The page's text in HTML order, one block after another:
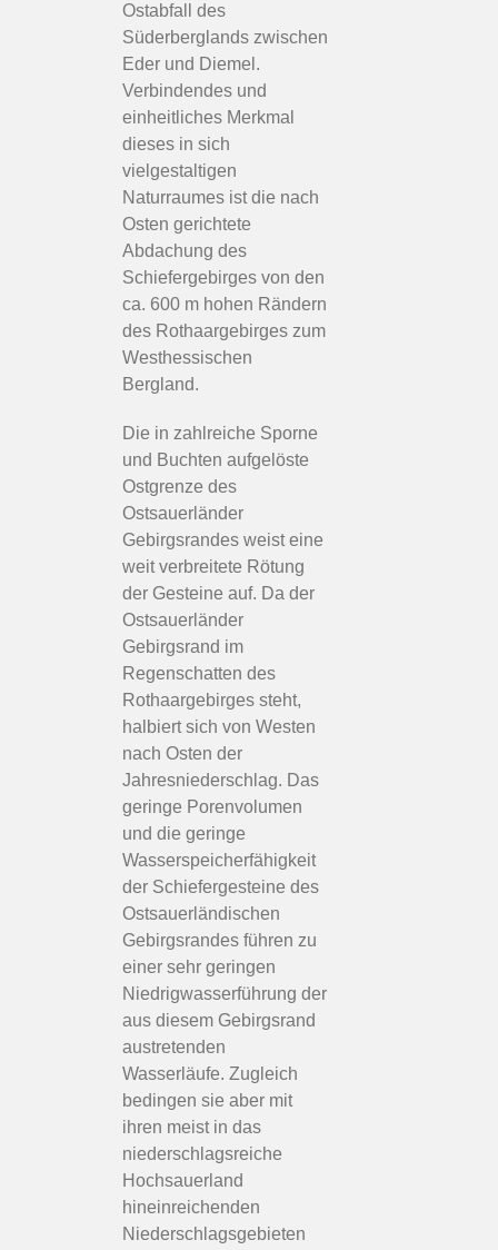
Ostabfall des
Süderberglands zwischen
Eder und Diemel.
Verbindendes und
einheitliches Merkmal
dieses in sich
vielgestaltigen
Naturraumes ist die nach
Osten gerichtete
Abdachung des
Schiefergebirges von den
ca. 600 m hohen Rändern
des Rothaargebirges zum
Westhessischen
Bergland.
Die in zahlreiche Sporne
und Buchten aufgelöste
Ostgrenze des
Ostsauerländer
Gebirgsrandes weist eine
weit verbreitete Rötung
der Gesteine auf. Da der
Ostsauerländer
Gebirgsrand im
Regenschatten des
Rothaargebirges steht,
halbiert sich von Westen
nach Osten der
Jahresniederschlag. Das
geringe Porenvolumen
und die geringe
Wasserspeicherfähigkeit
der Schiefergesteine des
Ostsauerländischen
Gebirgsrandes führen zu
einer sehr geringen
Niedrigwasserführung der
aus diesem Gebirgsrand
austretenden
Wasserläufe. Zugleich
bedingen sie aber mit
ihren meist in das
niederschlagsreiche
Hochsauerland
hineinreichenden
Niederschlagsgebieten